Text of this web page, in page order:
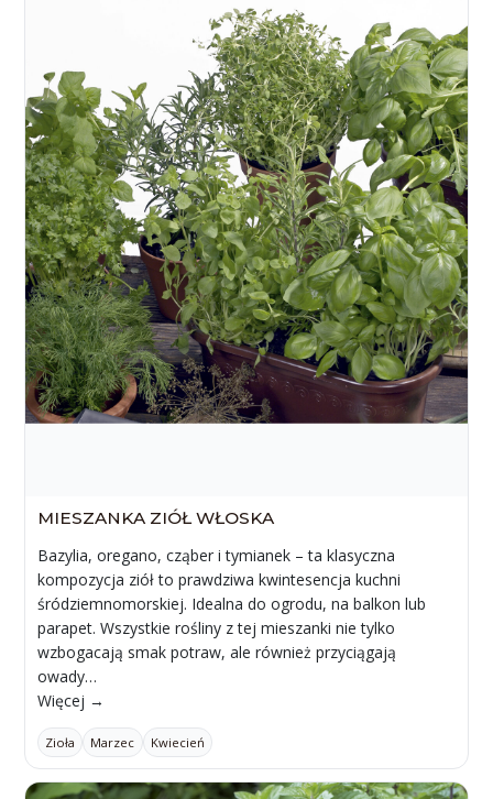
MIESZANKA ZIÓŁ WŁOSKA
Bazylia, oregano, cząber i tymianek – ta klasyczna
kompozycja ziół to prawdziwa kwintesencja kuchni
śródziemnomorskiej. Idealna do ogrodu, na balkon lub
parapet. Wszystkie rośliny z tej mieszanki nie tylko
wzbogacają smak potraw, ale również przyciągają
owady…
Więcej →
Zioła Marzec Kwiecień